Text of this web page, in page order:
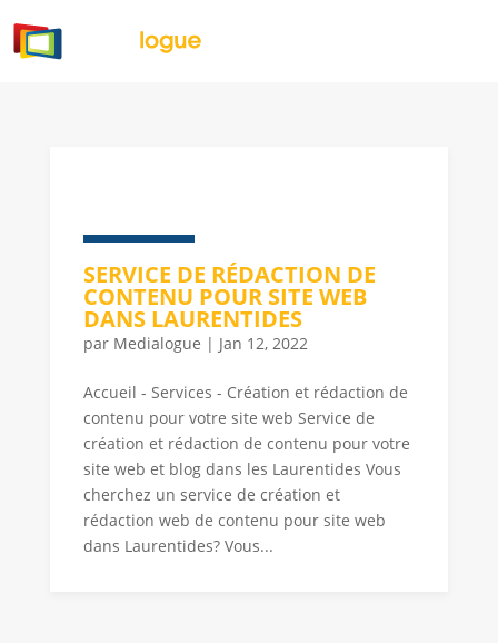
SERVICE DE RÉDACTION DE
CONTENU POUR SITE WEB
DANS LAURENTIDES
par Medialogue | Jan 12, 2022
Accueil - Services - Création et rédaction de
contenu pour votre site web Service de
création et rédaction de contenu pour votre
site web et blog dans les Laurentides Vous
cherchez un service de création et
rédaction web de contenu pour site web
dans Laurentides? Vous...